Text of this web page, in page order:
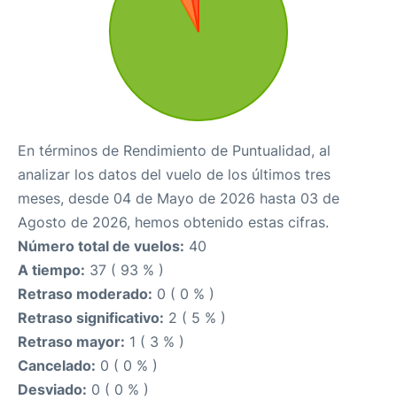
En términos de Rendimiento de Puntualidad, al
analizar los datos del vuelo de los últimos tres
meses, desde 04 de Mayo de 2026 hasta 03 de
Agosto de 2026, hemos obtenido estas cifras.
Número total de vuelos: 40
A tiempo: 37 ( 93 % )
Retraso moderado: 0 ( 0 % )
Retraso significativo: 2 ( 5 % )
Retraso mayor: 1 ( 3 % )
Cancelado: 0 ( 0 % )
Desviado: 0 ( 0 % )